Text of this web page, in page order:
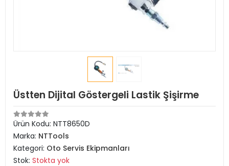
Üstten Dijital Göstergeli Lastik Şişirme
Ürün Kodu: NTT8650D
Marka: NTTools
Kategori: Oto Servis Ekipmanları
Stok: Stokta yok